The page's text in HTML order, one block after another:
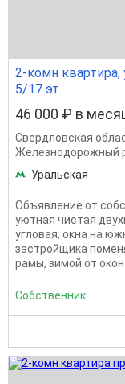
2-комн квартира,
5/17 эт.
46 000 ₽ в
Свердловская
Железнодорожный
Уральская
Объявление от
уютная чистая
угловая, окна на
застройщика
рамы, зимой от окон
Собственник